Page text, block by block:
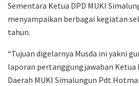
Sementara Ketua DPD MUKI
menyampaikan berbagai kegiatan
tahun.
“Tujuan digelarnya Musda ini yakni
laporan pertanggungjawaban Ketua
Daerah MUKI Simalungun